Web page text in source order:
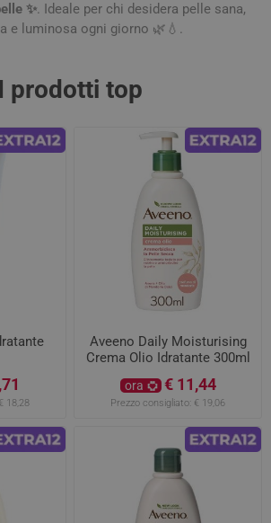
✨. Ideale per chi desidera pelle sana,
e luminosa ogni giorno 🌿💧.
I prodotti top
€ 18,28
Aveeno Daily Moisturising
Crema Olio Idratante 300ml
ora € 11,44
Prezzo consigliato: € 19,06